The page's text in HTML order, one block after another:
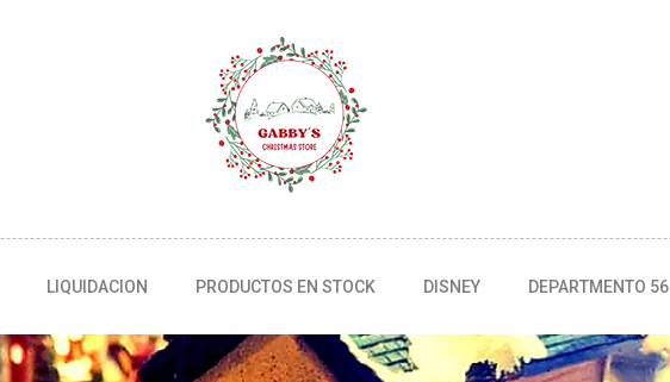
LIQUIDACION PRODUCTOS EN STOCK DISNEY DEPARTMENTO 56